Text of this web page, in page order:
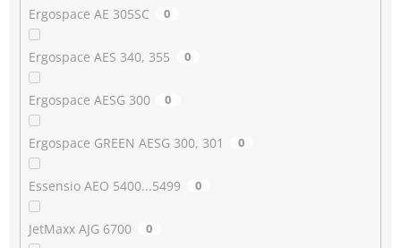
Ergospace AE 305SC 0
Ergospace AES 340, 355 0
Ergospace AESG 300 0
Ergospace GREEN AESG 300, 301 0
Essensio AEO 5400...5499 0
JetMaxx AJG 6700 0